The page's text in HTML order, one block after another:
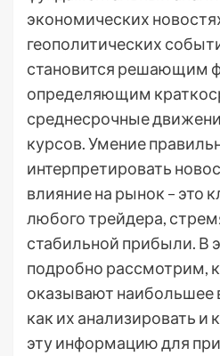
экономических
геополитических
становится решающим
определяющим
среднесрочные
курсов. Умение
интерпретировать
влияние на рынок – это
любого трейдера,
стабильной прибыли. В
подробно рассмотрим,
оказывают наибольшее
как их анализировать и
эту информацию для